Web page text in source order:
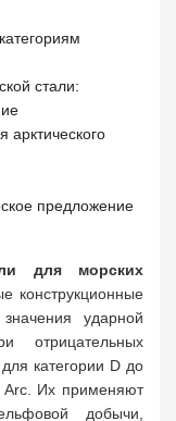
стали:
арктического
предложение
для морских
конструкционные
ударной
отрицательных
категории D до
Arc. Их применяют
добычи,